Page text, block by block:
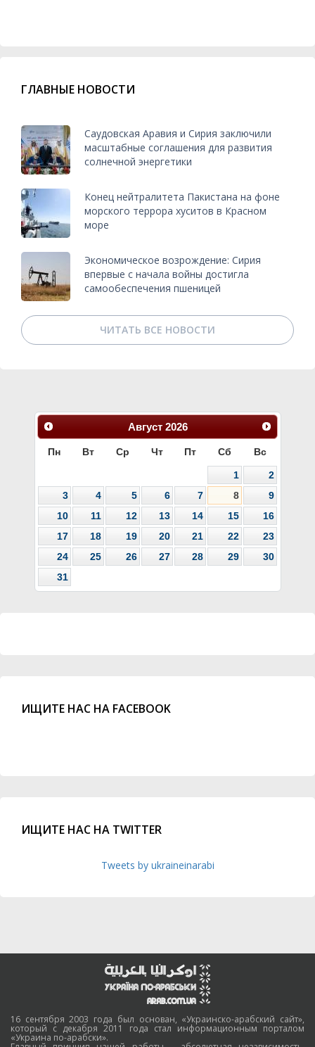
ГЛАВНЫЕ НОВОСТИ
Саудовская Аравия и Сирия заключили
масштабные соглашения для развития
солнечной энергетики
Конец нейтралитета Пакистана на фоне
морского террора хуситов в Красном
море
Экономическое возрождение: Сирия
впервые с начала войны достигла
самообеспечения пшеницей
ЧИТАТЬ ВСЕ НОВОСТИ
Август 2026
Пн Вт Ср Чт Пт Сб Вс
1
2
3
4 5 6 7 8
9
10
11 12 13 14 15
16
17
18 19 20 21 22
23
24
25 26 27 28 29
30
31
ИЩИТЕ НАС НА FACEBOOK
ИЩИТЕ НАС НА TWITTER
Tweets by ukraineinarabi
16 сентября 2003 года был основан, «Украинско-арабский сайт»,
который с декабря 2011 года стал информационным порталом
«Украина по-арабски».